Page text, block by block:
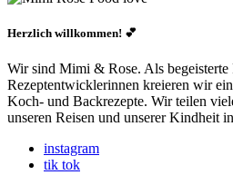
Herzlich willkommen! 💕
Wir sind Mimi & Rose. Als begeisterte
Rezeptentwicklerinnen kreieren wir
Koch- und Backrezepte. Wir teilen
unseren Reisen und unserer Kindheit
instagram
tik tok